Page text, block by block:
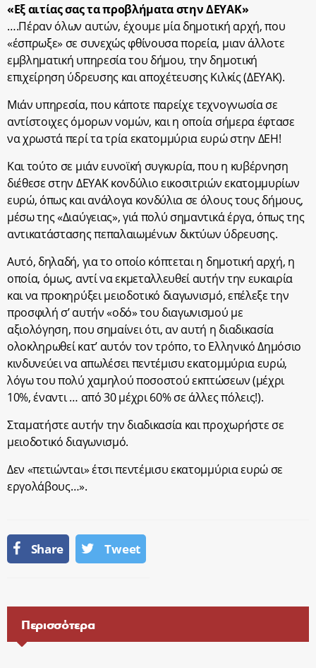
«Εξ αιτίας σας τα προβλήματα στην ΔΕΥΑΚ»
….Πέραν όλων αυτών, έχουμε μία δημοτική αρχή, που
«έσπρωξε» σε συνεχώς φθίνουσα πορεία, μιαν άλλοτε
εμβληματική υπηρεσία του δήμου, την δημοτική
επιχείρηση ύδρευσης και αποχέτευσης Κιλκίς (ΔΕΥΑΚ).
Μιάν υπηρεσία, που κάποτε παρείχε τεχνογνωσία σε
αντίστοιχες όμορων νομών, και η οποία σήμερα έφτασε
να χρωστά περί τα τρία εκατομμύρια ευρώ στην ΔΕΗ!
Και τούτο σε μιάν ευνοϊκή συγκυρία, που η κυβέρνηση
διέθεσε στην ΔΕΥΑΚ κονδύλιο εικοσιτριών εκατομμυρίων
ευρώ, όπως και ανάλογα κονδύλια σε όλους τους δήμους,
μέσω της «Διαύγειας», γιά πολύ σημαντικά έργα, όπως της
αντικατάστασης πεπαλαιωμένων δικτύων ύδρευσης.
Αυτό, δηλαδή, για το οποίο κόπτεται η δημοτική αρχή, η
οποία, όμως, αντί να εκμεταλλευθεί αυτήν την ευκαιρία
και να προκηρύξει μειοδοτικό διαγωνισμό, επέλεξε την
προσφιλή σ’ αυτήν «οδό» του διαγωνισμού με
αξιολόγηση, που σημαίνει ότι, αν αυτή η διαδικασία
ολοκληρωθεί κατ’ αυτόν τον τρόπο, το Ελληνικό Δημόσιο
κινδυνεύει να απωλέσει πεντέμισυ εκατομμύρια ευρώ,
λόγω του πολύ χαμηλού ποσοστού εκπτώσεων (μέχρι
10%, έναντι … από 30 μέχρι 60% σε άλλες πόλεις!).
Σταματήστε αυτήν την διαδικασία και προχωρήστε σε
μειοδοτικό διαγωνισμό.
Δεν «πετιώνται» έτσι πεντέμισυ εκατομμύρια ευρώ σε
εργολάβους…».
Share Tweet
Περισσότερα